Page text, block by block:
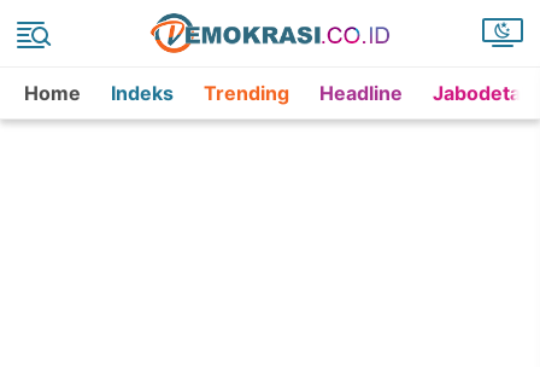
Home Indeks Trending Headline